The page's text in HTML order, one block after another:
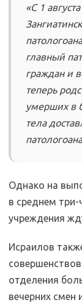
«С 1
главный
граждан и
теперь
умерших в
тела
Однако на
в среднем три-
учреждения
Исраилов
отделения
вечерних смен